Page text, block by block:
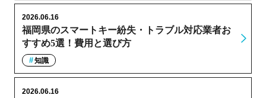
福岡県のスマートキー紛失・トラブル対応業者お
すすめ5選！費用と選び方
2026.06.16
知識
2026.06.16